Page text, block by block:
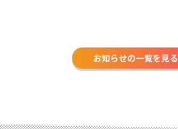
お知らせの一覧を見る